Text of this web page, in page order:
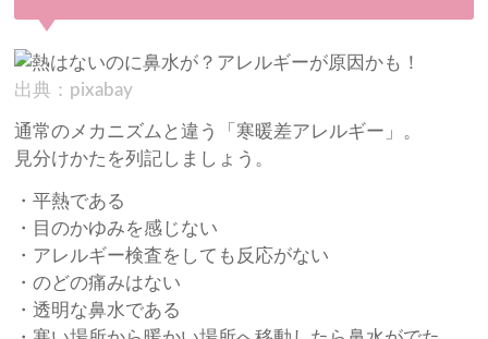
出典：pixabay
通常のメカニズムと違う「寒暖差アレルギー」。
見分けかたを列記しましょう。
・平熱である
・目のかゆみを感じない
・アレルギー検査をしても反応がない
・のどの痛みはない
・透明な鼻水である